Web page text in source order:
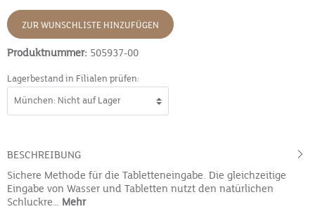
ZUR WUNSCHLISTE HINZUFÜGEN
Produktnummer: 505937-00
Lagerbestand in Filialen prüfen:
BESCHREIBUNG
Sichere Methode für die Tabletteneingabe. Die gleichzeitige
Eingabe von Wasser und Tabletten nutzt den natürlichen
Schluckre… Mehr